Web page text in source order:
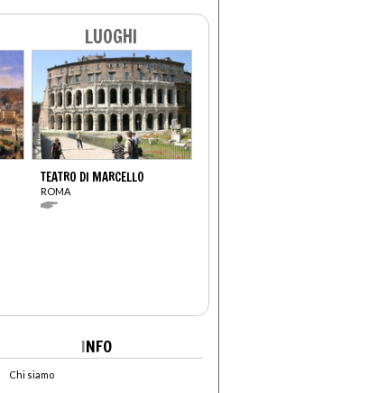
LUOGHI
TEATRO DI MARCELLO
ROMA
INFO
Chi siamo